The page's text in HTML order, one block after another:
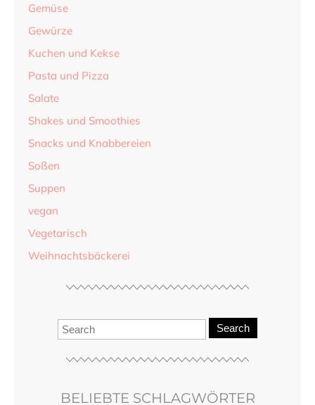
Gemüse
Gewürze
Kuchen und Kekse
Pasta und Pizza
Salate
Shakes und Smoothies
Snacks und Knabbereien
Soßen
Suppen
vegan
Vegetarisch
Weihnachtsbäckerei
Search
BELIEBTE SCHLAGWÖRTER